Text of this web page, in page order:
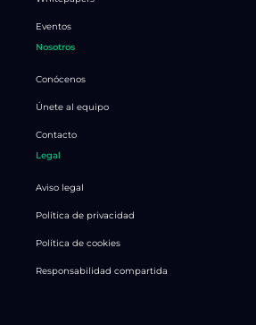
Eventos
Nosotros
Conócenos
Únete al equipo
Contacto
Legal
Aviso legal
Política de privacidad
Política de cookies
Responsabilidad compartida